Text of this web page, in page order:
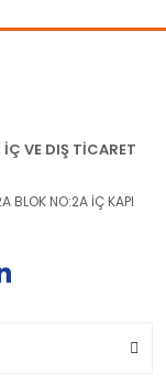
VE DIŞ TİCARET
NO:2A İÇ KAPI